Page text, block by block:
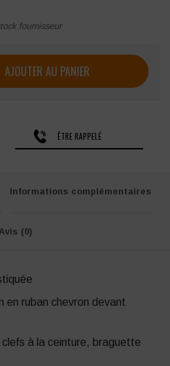
fournisseur
OPTIMAX ND CP
AJOUTER AU PANIER
ÊTRE RAPPELÉ
Informations complémentaires
Avis (0)
en ruban chevron devant
à la ceinture, braguette